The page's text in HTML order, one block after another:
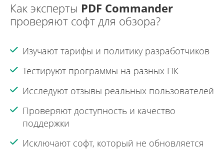
Как эксперты PDF Commander
проверяют софт для обзора?
Изучают тарифы и политику разработчиков
Тестируют программы на разных ПК
Исследуют отзывы реальных пользователей
Проверяют доступность и качество
поддержки
Исключают софт, который не обновляется